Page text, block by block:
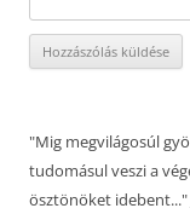
"Mig megvilágosúl
tudomásul veszi a
ösztönöket idebent..."